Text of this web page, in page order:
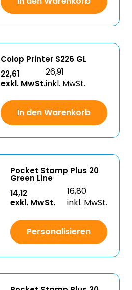
Colop Printer S226 GL
22,61
exkl. MwSt.
26,91
inkl. MwSt.
In den Warenkorb
Pocket Stamp Plus 20
Green Line
14,12
exkl. MwSt.
16,80
inkl. MwSt.
Personalisieren